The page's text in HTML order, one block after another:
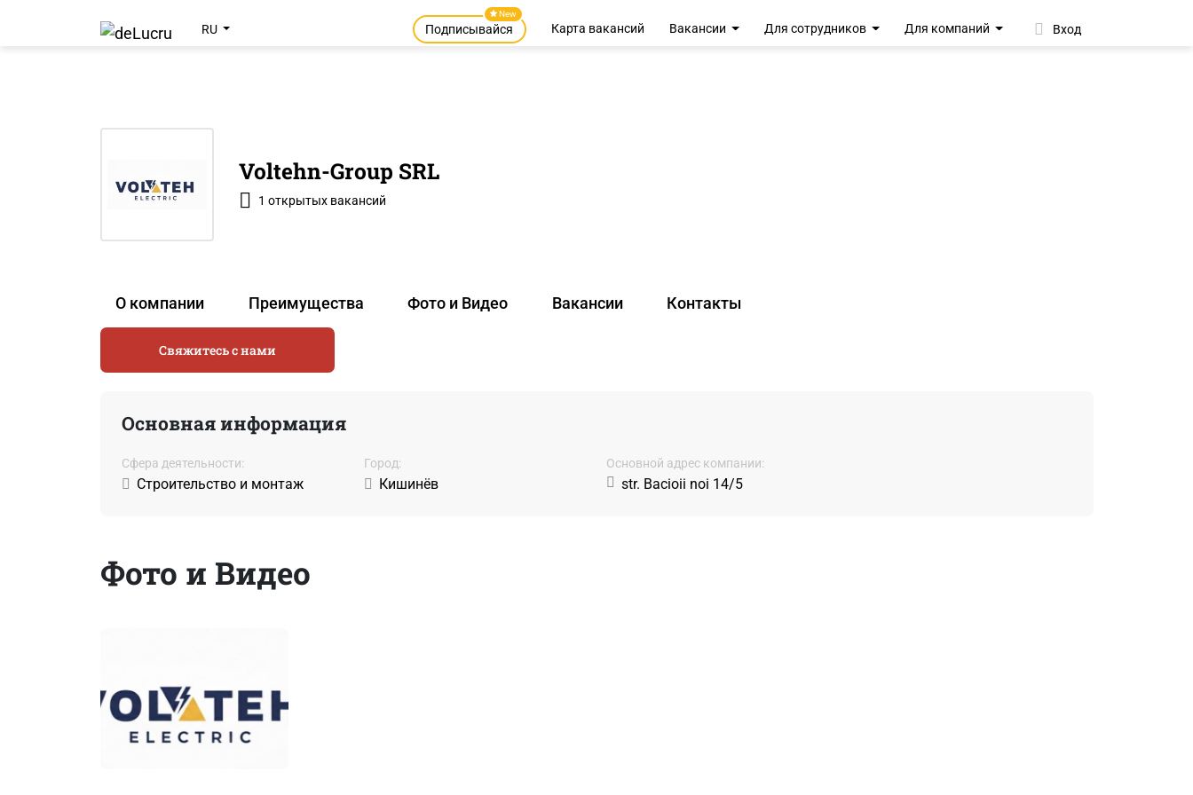
RU
New
Подписывайся Карта вакансий Вакансии Для сотрудников Для компаний Вход
Voltehn-Group SRL
1 открытых вакансий
О компании Преимущества Фото и Видео Вакансии Контакты
Свяжитесь с нами
Основная информация
Сфера деятельности:
Строительство и монтаж
Город:
Кишинёв
Основной адрес компании:
str. Bacioii noi 14/5
Фото и Видео